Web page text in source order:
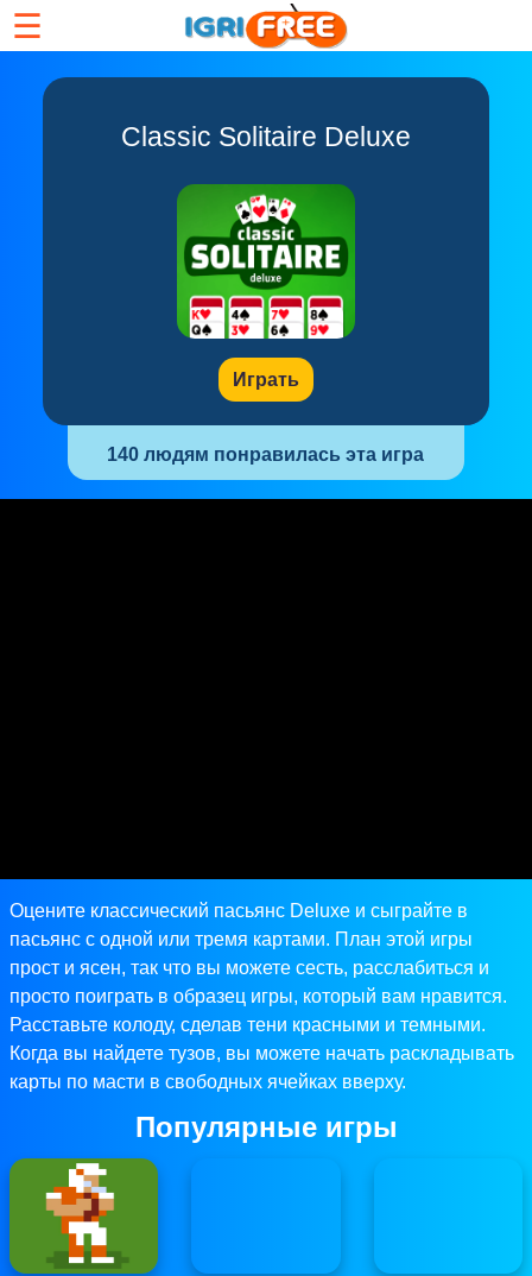
☰
Classic Solitaire Deluxe
Играть
140 людям понравилась эта игра
Оцените классический пасьянс Deluxe и сыграйте в
пасьянс с одной или тремя картами. План этой игры
прост и ясен, так что вы можете сесть, расслабиться и
просто поиграть в образец игры, который вам нравится.
Расставьте колоду, сделав тени красными и темными.
Когда вы найдете тузов, вы можете начать раскладывать
карты по масти в свободных ячейках вверху.
Популярные игры